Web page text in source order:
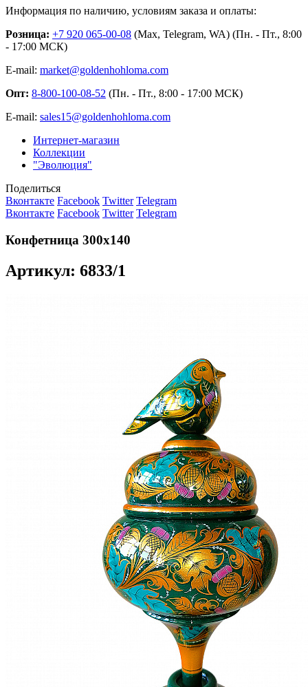
Информация по наличию, условиям заказа и оплаты:
Розница: +7 920 065-00-08 (Max, Telegram, WA) (Пн. - Пт., 8:00
- 17:00 МСК)
E-mail: market@goldenhohloma.com
Опт: 8-800-100-08-52 (Пн. - Пт., 8:00 - 17:00 МСК)
E-mail: sales15@goldenhohloma.com
Интернет-магазин
Коллекции
"Эволюция"
Поделиться
Вконтакте Facebook Twitter Telegram
Вконтакте Facebook Twitter Telegram
Конфетница 300х140
Артикул: 6833/1